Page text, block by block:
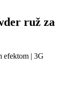
ruž za
efektom | 3G